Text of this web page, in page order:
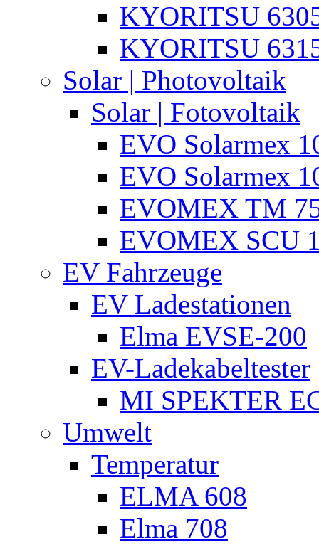
KYORITSU
KYORITSU
Solar | Photovoltaik
Solar | Fotovoltaik
EVO Solarmex
EVO Solarmex
EVOMEX TM
EVOMEX SCU
EV Fahrzeuge
EV Ladestationen
Elma EVSE-200
EV-Ladekabeltester
MI SPEKTER
Umwelt
Temperatur
ELMA 608
Elma 708